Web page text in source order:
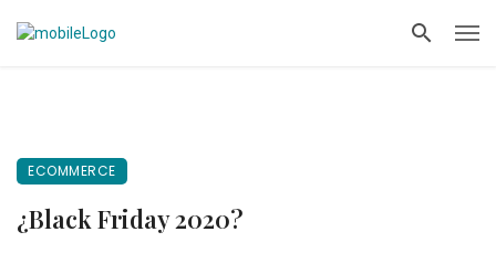
ECOMMERCE
¿Black Friday 2020?